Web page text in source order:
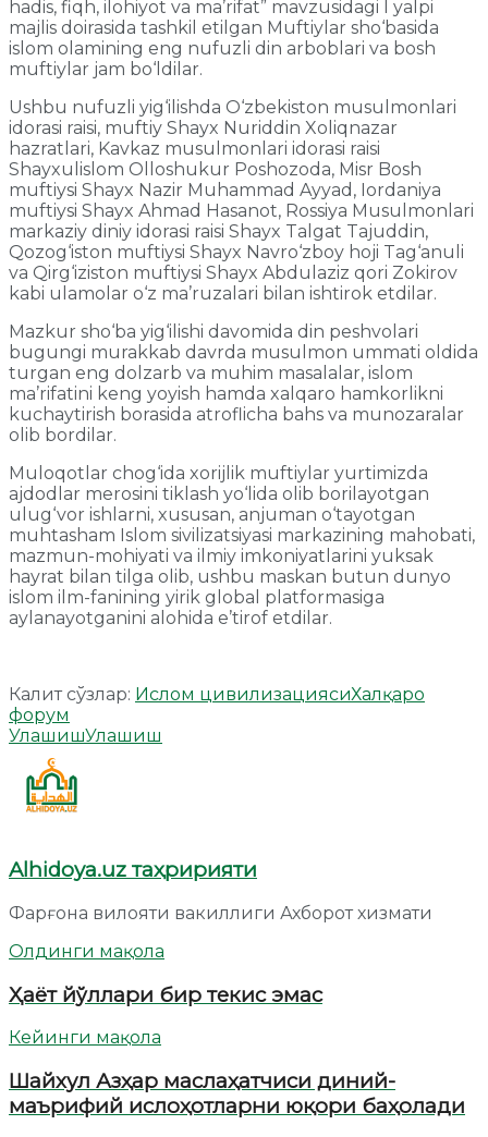
hadis, fiqh, ilohiyot va ma’rifat” mavzusidagi I yalpi
majlis doirasida tashkil etilgan Muftiylar sho‘basida
islom olamining eng nufuzli din arboblari va bosh
muftiylar jam bo‘ldilar.
Ushbu nufuzli yig‘ilishda O‘zbekiston musulmonlari
idorasi raisi, muftiy Shayx Nuriddin Xoliqnazar
hazratlari, Kavkaz musulmonlari idorasi raisi
Shayxulislom Olloshukur Poshozoda, Misr Bosh
muftiysi Shayx Nazir Muhammad Ayyad, Iordaniya
muftiysi Shayx Ahmad Hasanot, Rossiya Musulmonlari
markaziy diniy idorasi raisi Shayx Talgat Tajuddin,
Qozog‘iston muftiysi Shayx Navro‘zboy hoji Tag‘anuli
va Qirg‘iziston muftiysi Shayx Abdulaziz qori Zokirov
kabi ulamolar o‘z ma’ruzalari bilan ishtirok etdilar.
Mazkur sho‘ba yig‘ilishi davomida din peshvolari
bugungi murakkab davrda musulmon ummati oldida
turgan eng dolzarb va muhim masalalar, islom
ma’rifatini keng yoyish hamda xalqaro hamkorlikni
kuchaytirish borasida atroflicha bahs va munozaralar
olib bordilar.
Muloqotlar chog‘ida xorijlik muftiylar yurtimizda
ajdodlar merosini tiklash yo‘lida olib borilayotgan
ulug‘vor ishlarni, xususan, anjuman o‘tayotgan
muhtasham Islom sivilizatsiyasi markazining mahobati,
mazmun-mohiyati va ilmiy imkoniyatlarini yuksak
hayrat bilan tilga olib, ushbu maskan butun dunyo
islom ilm-fanining yirik global platformasiga
aylanayotganini alohida e’tirof etdilar.
Калит сўзлар: Ислом цивилизациясиХалқаро
форум
УлашишУлашиш
Alhidoya.uz таҳририяти
Фарғона вилояти вакиллиги Ахборот хизмати
Олдинги мақола
Ҳаёт йўллари бир текис эмас
Кейинги мақола
Шайхул Азҳар маслаҳатчиси диний-
маърифий ислоҳотларни юқори баҳолади